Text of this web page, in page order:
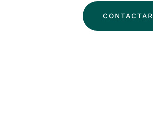
CONTACTAR